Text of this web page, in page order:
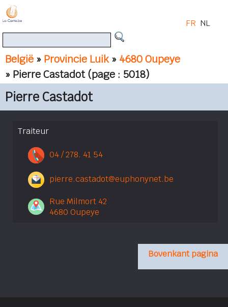
België » Provincie Luik» 4680 Oupeye
» Pierre Castadot (page : 5018)
FR NL
Pierre Castadot
Traiteur
04 / 278. 41 54
pierre.castadot@euphonynet.be
Rue Milmort 42
4680 Oupeye
Bovenkant pagina